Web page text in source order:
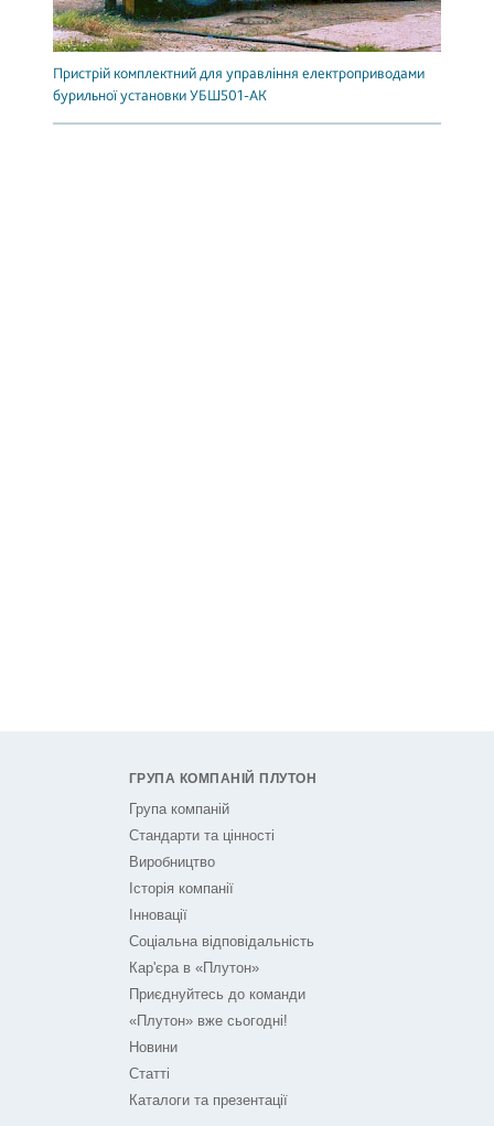
Пристрій комплектний для управління електроприводами
бурильної установки УБШ501-АК
ГРУПА КОМПАНІЙ ПЛУТОН
Група компаній
Стандарти та цінності
Виробництво
Історія компанії
Інновації
Соціальна відповідальність
Кар'єра в «Плутон»
Приєднуйтесь до команди
«Плутон» вже сьогодні!
Новини
Статті
Каталоги та презентації